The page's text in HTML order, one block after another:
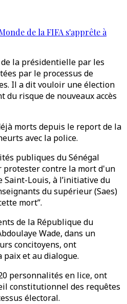
de la FIFA s'apprête à
la présidentielle par les
par le processus de
Il a dit vouloir une élection
risque de nouveaux accès
morts depuis le report de la
avec la police.
publiques du Sénégal
protester contre la mort d'un
Saint-Louis, à l’initiative du
du supérieur (Saes)
mort”.
de la République du
Wade, dans un
concitoyens, ont
et au dialogue.
personnalités en lice, ont
constitutionnel des requêtes
électoral.